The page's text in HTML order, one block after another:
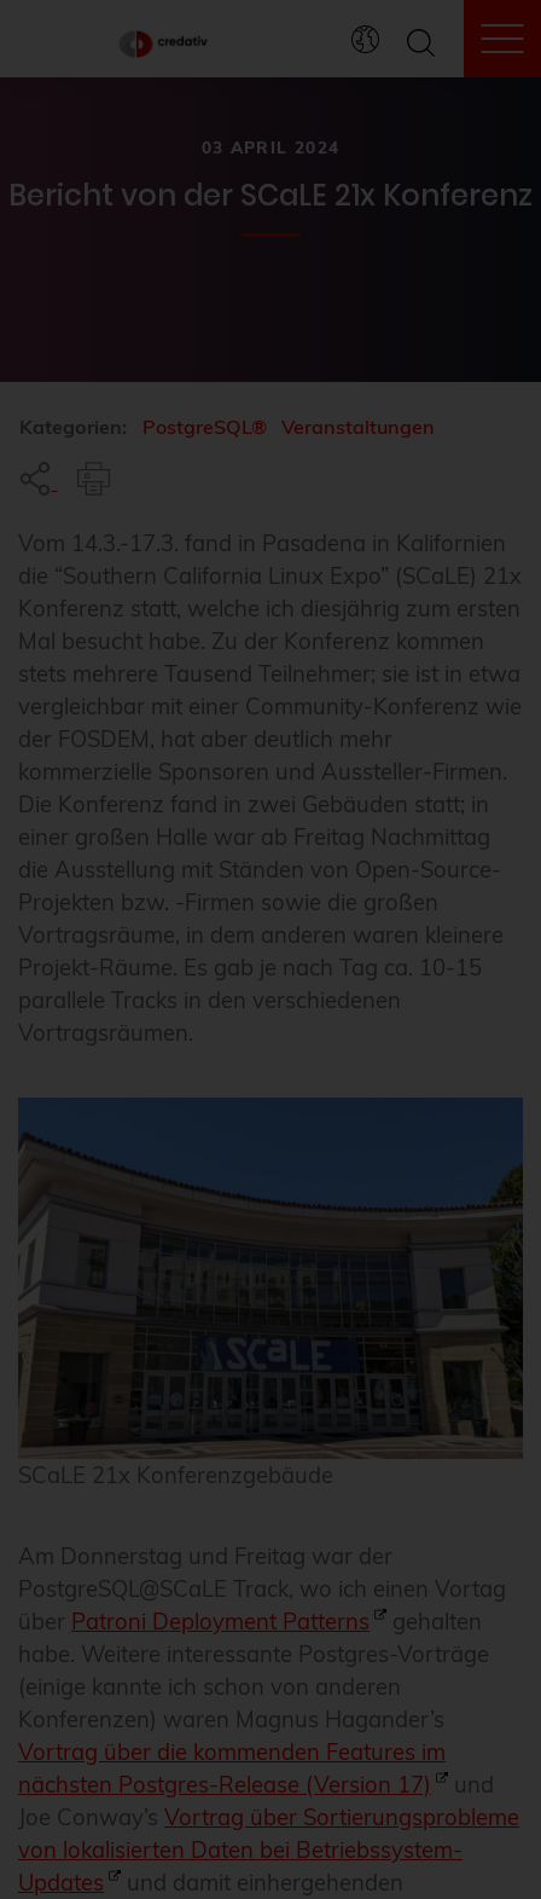
03 APRIL 2024
Bericht von der SCaLE 21x Konferenz
Kategorien: PostgreSQL® Veranstaltungen
Vom 14.3.-17.3. fand in Pasadena in Kalifornien
die “Southern California Linux Expo” (SCaLE) 21x
Konferenz statt, welche ich diesjährig zum ersten
Mal besucht habe. Zu der Konferenz kommen
stets mehrere Tausend Teilnehmer; sie ist in etwa
vergleichbar mit einer Community-Konferenz wie
der FOSDEM, hat aber deutlich mehr
kommerzielle Sponsoren und Aussteller-Firmen.
Die Konferenz fand in zwei Gebäuden statt; in
einer großen Halle war ab Freitag Nachmittag
die Ausstellung mit Ständen von Open-Source-
Projekten bzw. -Firmen sowie die großen
Vortragsräume, in dem anderen waren kleinere
Projekt-Räume. Es gab je nach Tag ca. 10-15
parallele Tracks in den verschiedenen
Vortragsräumen.
SCaLE 21x Konferenzgebäude
Am Donnerstag und Freitag war der
PostgreSQL@SCaLE Track, wo ich einen Vortag
über Patroni Deployment Patterns
gehalten
habe. Weitere interessante Postgres-Vorträge
(einige kannte ich schon von anderen
Konferenzen) waren Magnus Hagander’s
Vortrag über die kommenden Features im
nächsten Postgres-Release (Version 17)
und
Joe Conway’s Vortrag über Sortierungsprobleme
von lokalisierten Daten bei Betriebssystem-
Updates
und damit einhergehenden